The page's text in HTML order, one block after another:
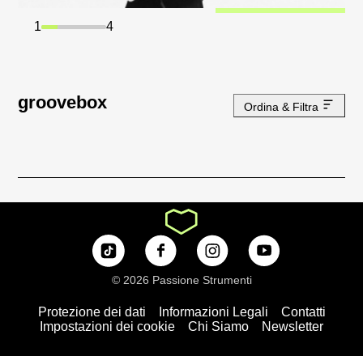
1 4
groovebox Ordina & Filtra
Protezione dei dati Informazioni Legali
Contatti
Impostazioni dei cookie
Chi Siamo Newsletter
© 2026 Passione Strumenti